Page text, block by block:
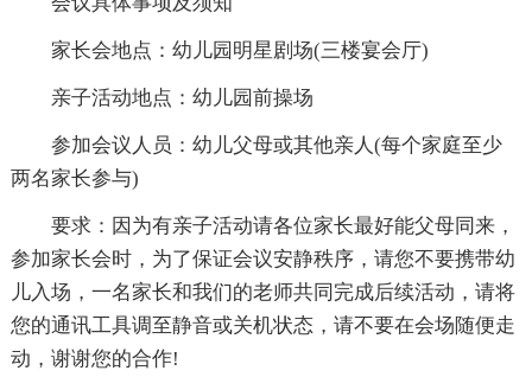
家长会地点：幼儿园明星剧场(三楼宴会厅)
亲子活动地点：幼儿园前操场
参加会议人员：幼儿父母或其他亲人(每个家庭至少
两名家长参与)
要求：因为有亲子活动请各位家长最好能父母同来，
参加家长会时，为了保证会议安静秩序，请您不要携带幼
儿入场，一名家长和我们的老师共同完成后续活动，请将
您的通讯工具调至静音或关机状态，请不要在会场随便走
动，谢谢您的合作!